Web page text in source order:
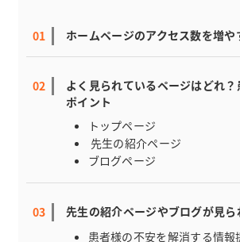
ホームページのアクセス数を増や
よく見られているページはどれ
ポイント
トップページ
先生の紹介ページ
ブログページ
先生の紹介ページやブログが見ら
患者様の不安を解消する情報